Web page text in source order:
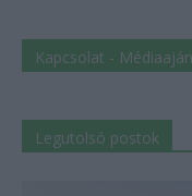
Kapcsolat -
Legutolsó postok